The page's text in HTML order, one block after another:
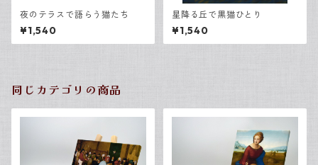
夜のテラスで語らう猫たち
¥1,540
星降る丘で黒猫ひとり
¥1,540
同じカテゴリの商品